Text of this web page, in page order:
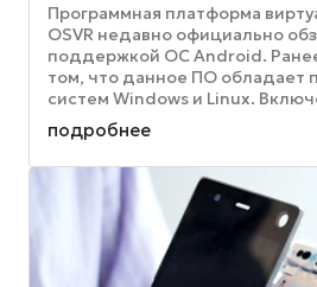
Программная платформа
OSVR недавно официально
поддержкой ОС Android.
том, что данное ПО обладает
систем Windows и Linux.
Android расширяет
подробнее